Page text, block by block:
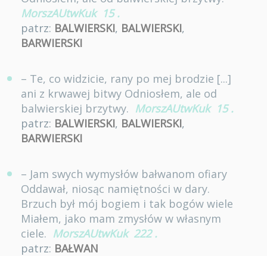
MorszAUtwKuk 15 .
patrz: BALWIERSKI, BALWIERSKI,
BARWIERSKI
– Te, co widzicie, rany po mej brodzie [...]
ani z krwawej bitwy Odniosłem, ale od
balwierskiej brzytwy. MorszAUtwKuk 15 .
patrz: BALWIERSKI, BALWIERSKI,
BARWIERSKI
– Jam swych wymysłów bałwanom ofiary
Oddawał, niosąc namiętności w dary.
Brzuch był mój bogiem i tak bogów wiele
Miałem, jako mam zmysłów w własnym
ciele. MorszAUtwKuk 222 .
patrz: BAŁWAN